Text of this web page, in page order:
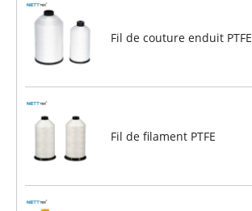
Fil de couture enduit PTFE
Fil de filament PTFE